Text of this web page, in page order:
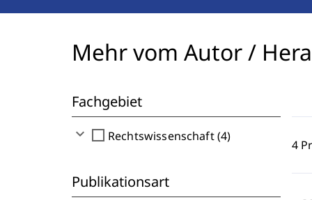
Mehr vom Autor /
Fachgebiet
expand_more check_box_outline_blank Rechtswissenschaft (4)
Publikationsart
4